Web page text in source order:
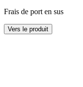
Frais de port en sus
Ce
produit
Vers le produit